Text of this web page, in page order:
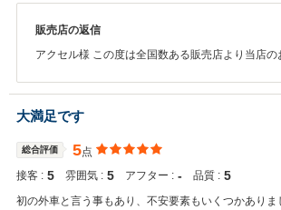
販売店の返信
アクセル様 この度は全国数ある販売店より当店のお車をお選びいた
たがご納車いたしましたこれからが本当のお付き
ございます。 アクセル様のカーライフがより豊か
まいりますので今後ともどうぞ末永いお付き合い
いたします。
営業担当：中島
大満足です
総合評価 5点
接客 : 5 雰囲気 : 5 アフター : ‐ 品質 : 5
初の外車と言う事もあり、不安要素もいくつかありま